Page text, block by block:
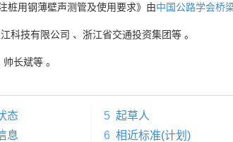
桩用钢薄壁声测管及使用要求》由中国公路学会桥
科技有限公司 、 浙江省交通投资集团等 。
帅长斌等 。
态
息
5 起草人
6 相近标准(计划)